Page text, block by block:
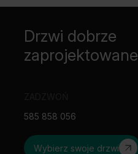
Drzwi dobrze
zaprojektowane
585 858 056
Wybierz swoje drzwi